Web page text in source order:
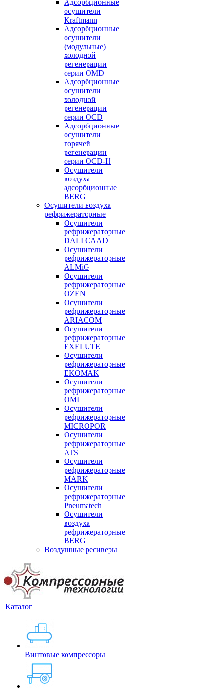
Адсорбционные
осушители
Kraftmann
Адсорбционные
осушители
(модульные)
холодной
регенерации
серии OMD
Адсорбционные
осушители
холодной
регенерации
серии OCD
Адсорбционные
осушители
горячей
регенерации
серии OСD-H
Осушители
воздуха
адсорбционные
BERG
Осушители воздуха
рефрижераторные
Осушители
рефрижераторные
DALI CAAD
Осушители
рефрижераторные
ALMiG
Осушители
рефрижераторные
OZEN
Осушители
рефрижераторные
ARIACOM
Осушители
рефрижераторные
EXELUTE
Осушители
рефрижераторные
EKOMAK
Осушители
рефрижераторные
OMI
Осушители
рефрижераторные
MICROPOR
Осушители
рефрижераторные
ATS
Осушители
рефрижераторные
MARK
Осушители
рефрижераторные
Pneumatech
Осушители
воздуха
рефрижераторные
BERG
Воздушные ресиверы
Каталог
Винтовые компрессоры